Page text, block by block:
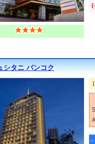
シタニ バンコク
--